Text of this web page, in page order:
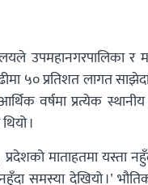
उपमहानगरपालिका र
५० प्रतिशत लागत
वर्षमा प्रत्येक
।
प्रदेशको माताहतमा
समस्या देखियो ।’ भौतिक